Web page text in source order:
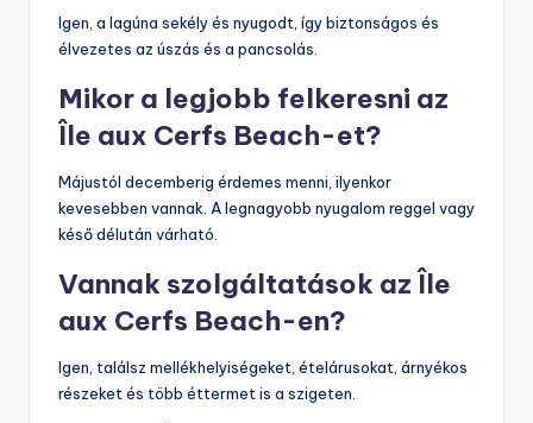
Igen, a lagúna sekély és nyugodt, így biztonságos és
élvezetes az úszás és a pancsolás.
Mikor a legjobb felkeresni az
Île aux Cerfs Beach-et?
Májustól decemberig érdemes menni, ilyenkor
kevesebben vannak. A legnagyobb nyugalom reggel vagy
késő délután várható.
Vannak szolgáltatások az Île
aux Cerfs Beach-en?
Igen, találsz mellékhelyiségeket, ételárusokat, árnyékos
részeket és több éttermet is a szigeten.